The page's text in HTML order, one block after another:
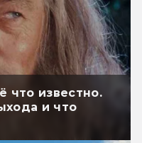
что известно.
и что